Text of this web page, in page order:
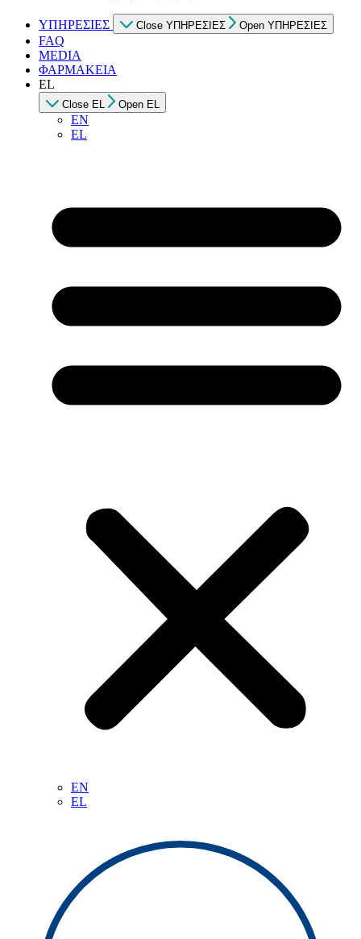
ΥΠΗΡΕΣΙΕΣ Close ΥΠΗΡΕΣΙΕΣ Open ΥΠΗΡΕΣΙΕΣ
FAQ
MEDIA
ΦΑΡΜΑΚΕΙΑ
EL
Close EL Open EL
EN
EL
EN
EL